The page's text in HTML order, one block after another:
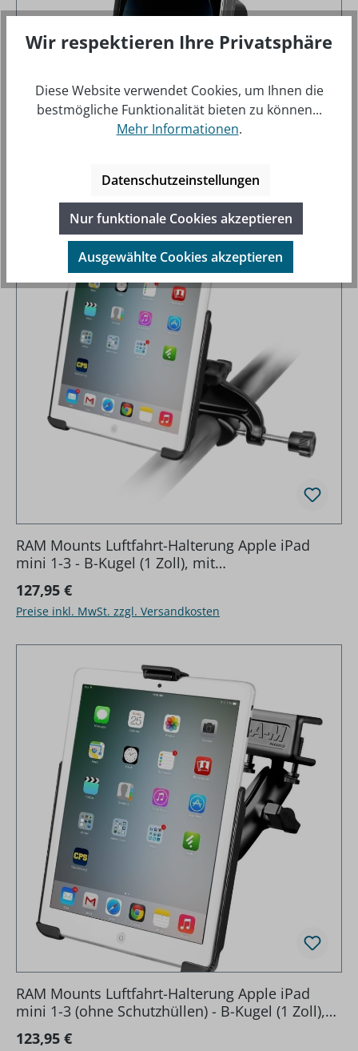
RAM Mounts EZ-Roll'r Form-Fit Halteschale für
Apple iPhone 13, 13 Pro, 14, 14 Pro, 15 & 16 -
Ohne Schutzhülle
Regulärer Preis:
RAM Mounts Luftfahrt-Halterung Apple iPad
mini 1-3 - B-Kugel (1 Zoll), mit
Steuerhornklammer
Regulärer Preis:
127,95 €
Preise inkl. MwSt. zzgl. Versandkosten
RAM Mounts Luftfahrt-Halterung Apple iPad
mini 1-3 (ohne Schutzhüllen) - B-Kugel (1 Zoll),
kurzer Verbindungsarm, Panelklammer
Regulärer Preis:
123,95 €
Wir respektieren Ihre Privatsphäre
Diese Website verwendet Cookies, um Ihnen die
bestmögliche Funktionalität bieten zu können...
Mehr Informationen.
Datenschutzeinstellungen
Nur funktionale Cookies akzeptieren
Ausgewählte Cookies akzeptieren